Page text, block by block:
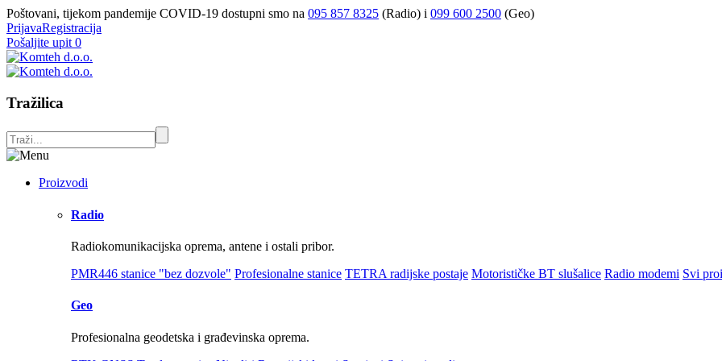
Poštovani, tijekom pandemije COVID-19 dostupni smo na 095 857 8325 (Radio) i 099 600 2500 (Geo)
PrijavaRegistracija
Pošaljite upit 0
Tražilica
Proizvodi
Radio
Radiokomunikacijska oprema, antene i ostali pribor.
PMR446 stanice "bez dozvole" Profesionalne stanice TETRA radijske postaje Motorističke BT slušalice Radio modemi Svi
Geo
Profesionalna geodetska i građevinska oprema.